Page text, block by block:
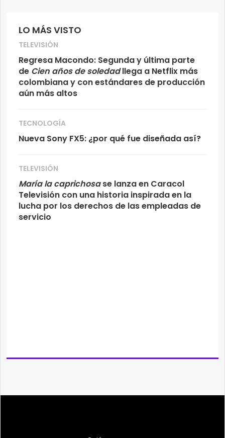
LO MÁS VISTO
TELEVISIÓN
Regresa Macondo: Segunda y última parte
de Cien años de soledadllega a Netflix más
colombiana y con estándares de producción
aún más altos
TECNOLOGÍA
Nueva Sony FX5: ¿por qué fue diseñada así?
TELEVISIÓN
María la caprichosase lanza en Caracol
Televisión con una historia inspirada en la
lucha por los derechos de las empleadas de
servicio